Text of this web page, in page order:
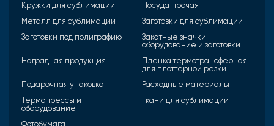
Кружки для сублимации
Посуда прочая
Металл для сублимации
Заготовки для сублимации
Заготовки под полиграфию
Закатные значки
оборудование и заготовки
Наградная продукция
Пленка термотрансферная
для плоттерной резки
Подарочная упаковка
Расходные материалы
Термопрессы и
оборудование
Ткани для сублимации
Фотобумага